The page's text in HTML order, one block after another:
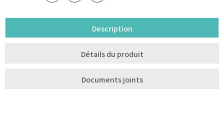
Description
Détails du produit
Documents joints